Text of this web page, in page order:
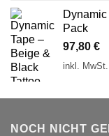
Pack
97,80 €
inkl. MwSt.
NOCH NICHT